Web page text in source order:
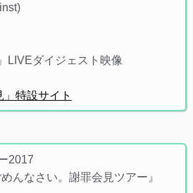
LIVEダイジェスト映像
特設サイト
2017
んなさい。謝罪会見ツアー』